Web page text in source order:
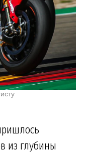
из глубины